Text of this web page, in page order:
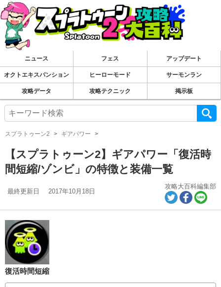
ニュース フェス アップデート
オクトエキスパンション ヒーローモード サーモンラン
攻略データ 攻略テクニック 掲示板
スプラトゥーン2 ギアパワー
【スプラトゥーン2】ギアパワー「復活時
間短縮/ゾンビ」の特徴と装備一覧
最終更新日 2017年10月18日
攻略大百科編集部
復活時間短縮